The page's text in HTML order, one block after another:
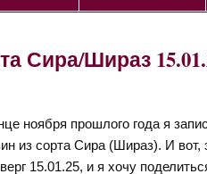
Сира/Шираз
ноября прошлого года я
из сорта Сира (Шираз). И вот,
15.01.25, и я хочу